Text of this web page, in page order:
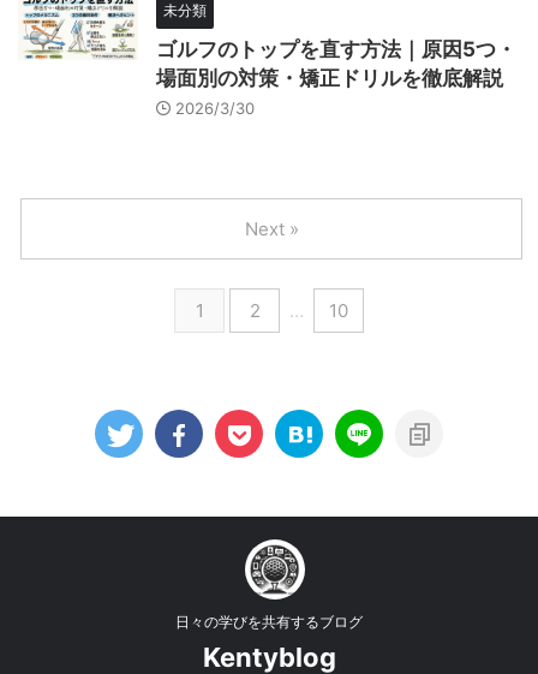
未分類
ゴルフのトップを直す方法｜原因5つ・
場面別の対策・矯正ドリルを徹底解説
2026/3/30
1 2 … 10
Next »
日々の学びを共有するブログ
Kentyblog